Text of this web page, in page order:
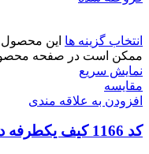
انتخاب گزینه ها این محصول
ممکن است در صفحه
نمایش سریع
مقايسه
افزودن به علاقه مندی
کد 1166 کیف یکطرفه دخترانه پاسپورتی خرگوشی